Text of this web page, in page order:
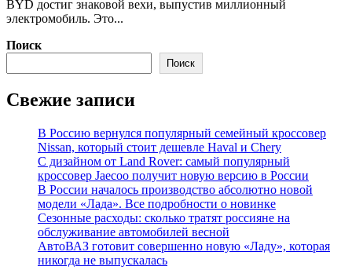
BYD достиг знаковой вехи, выпустив миллионный
электромобиль. Это...
Поиск
Поиск
Свежие записи
В Россию вернулся популярный семейный кроссовер
Nissan, который стоит дешевле Haval и Chery
С дизайном от Land Rover: самый популярный
кроссовер Jaecoo получит новую версию в России
В России началось производство абсолютно новой
модели «Лада». Все подробности о новинке
Сезонные расходы: сколько тратят россияне на
обслуживание автомобилей весной
АвтоВАЗ готовит совершенно новую «Ладу», которая
никогда не выпускалась